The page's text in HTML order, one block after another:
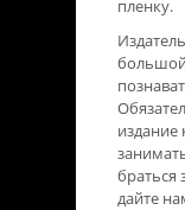
пленку.
издание
браться
дайте